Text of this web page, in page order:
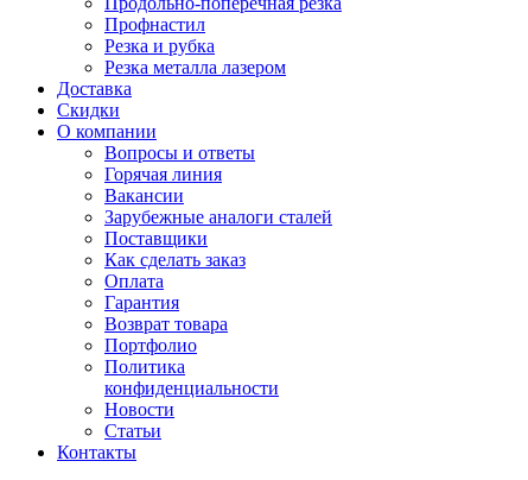
Профнастил
Резка и рубка
Резка металла лазером
Доставка
Скидки
О компании
Вопросы и ответы
Горячая линия
Вакансии
Зарубежные аналоги сталей
Поставщики
Как сделать заказ
Оплата
Гарантия
Возврат товара
Портфолио
Политика
конфиденциальности
Новости
Статьи
Контакты